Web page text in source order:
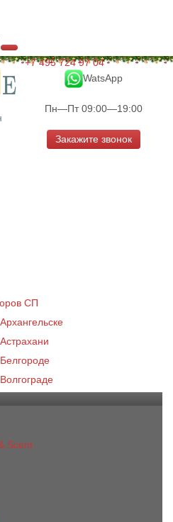
+7 495 724 97 04
WatsApp
Пн—Пт 09:00—19:00
Закажите звонок
СП
Scent